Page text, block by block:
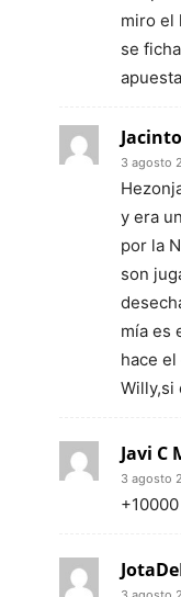
miro el
se
3 agosto
y era
por la
son
mía es
hace
Willy,si
Javi C
3 agosto